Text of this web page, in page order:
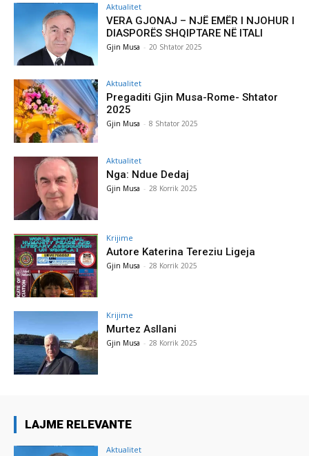
Aktualitet
VERA GJONAJ – NJË EMËR I NJOHUR I
DIASPORËS SHQIPTARE NË ITALI
Gjin Musa - 20 Shtator 2025
Aktualitet
Pregaditi Gjin Musa-Rome- Shtator
2025
Gjin Musa - 8 Shtator 2025
Aktualitet
Nga: Ndue Dedaj
Gjin Musa - 28 Korrik 2025
Krijime
Autore Katerina Tereziu Ligeja
Gjin Musa - 28 Korrik 2025
Krijime
Murtez Asllani
Gjin Musa - 28 Korrik 2025
LAJME RELEVANTE
Aktualitet